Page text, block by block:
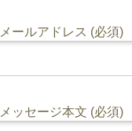
メールアドレス (必須)
メッセージ本文 (必須)